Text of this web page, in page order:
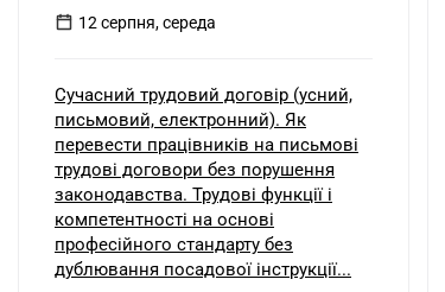
12 серпня, середа
Сучасний трудовий договір (усний,
письмовий, електронний). Як
перевести працівників на письмові
трудові договори без порушення
законодавства. Трудові функції і
компетентності на основі
професійного стандарту без
дублювання посадової інструкції...